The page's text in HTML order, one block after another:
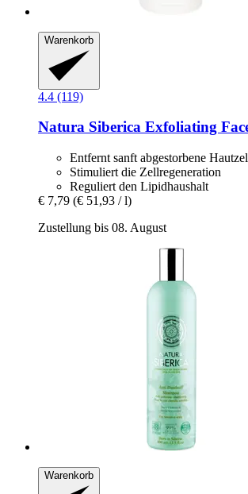
Warenkorb
4.4 (119)
Natura Siberica Exfoliating
Entfernt sanft abgestorbene
Stimuliert die Zellregeneration
Reguliert den Lipidhaushalt
€ 7,79 (€ 51,93 / l)
Zustellung bis 08. August
Warenkorb